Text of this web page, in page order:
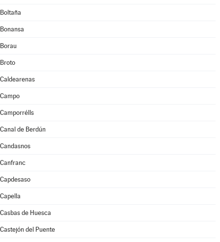
Boltaña
Bonansa
Borau
Broto
Caldearenas
Campo
Camporrélls
Canal de Berdún
Candasnos
Canfranc
Capdesaso
Capella
Casbas de Huesca
Castejón del Puente